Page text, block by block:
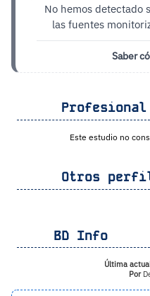
No hemos detectado
las fuentes
Saber
Profesional
Este estudio no
Otros
BD Info
Última
Por